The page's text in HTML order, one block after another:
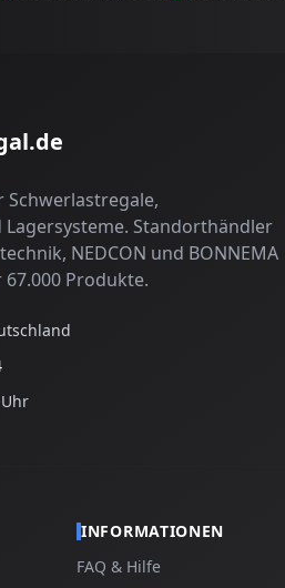
Standorthändler
NEDCON und BONNEMA
Produkte.
INFORMATIONEN
FAQ & Hilfe